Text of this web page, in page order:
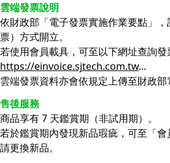
雲端發票說明
依財政部「電子發票實施作業要點」
票）方式開立。
若使用會員載具，可至以下網址查詢發
https://einvoice.sjtech.com.tw...
雲端發票資料亦會依規定上傳至財政部
售後服務
商品享有 7 天鑑賞期（非試用期）。
若於鑑賞期內發現新品瑕疵，可至「
請更換新品。